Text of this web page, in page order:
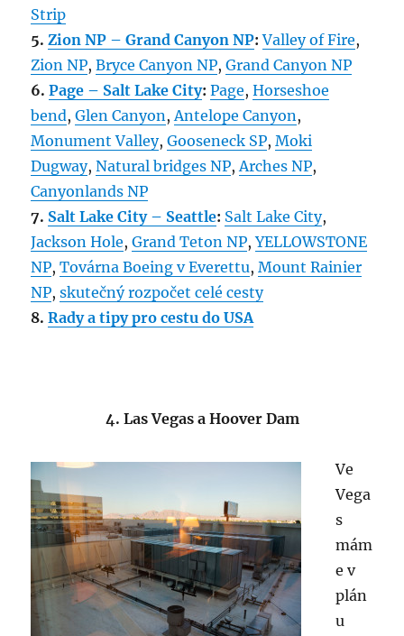
Strip
5.Zion NP – Grand Canyon NP: Valley of Fire,
Zion NP,Bryce Canyon NP,Grand Canyon NP
6.Page – Salt Lake City: Page,Horseshoe
bend,Glen Canyon,Antelope Canyon,
Monument Valley,Gooseneck SP,Moki
Dugway,Natural bridges NP,Arches NP,
Canyonlands NP
7. Salt Lake City – Seattle: Salt Lake City,
Jackson Hole,Grand Teton NP,YELLOWSTONE
NP,Továrna Boeing v Everettu,Mount Rainier
NP,skutečný rozpočet celé cesty
8.Rady a tipy pro cestu do USA
4. Las Vegas a Hoover Dam
Ve
Vega
s
mám
e v
plán
u